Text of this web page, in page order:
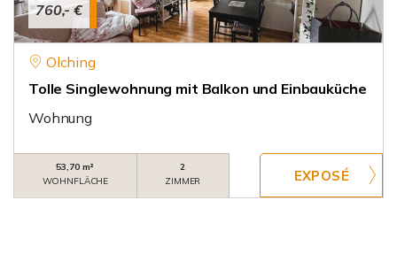
760,- €
Olching
Tolle Singlewohnung mit Balkon und Einbauküche
Wohnung
53,70 m²
WOHNFLÄCHE
2
ZIMMER